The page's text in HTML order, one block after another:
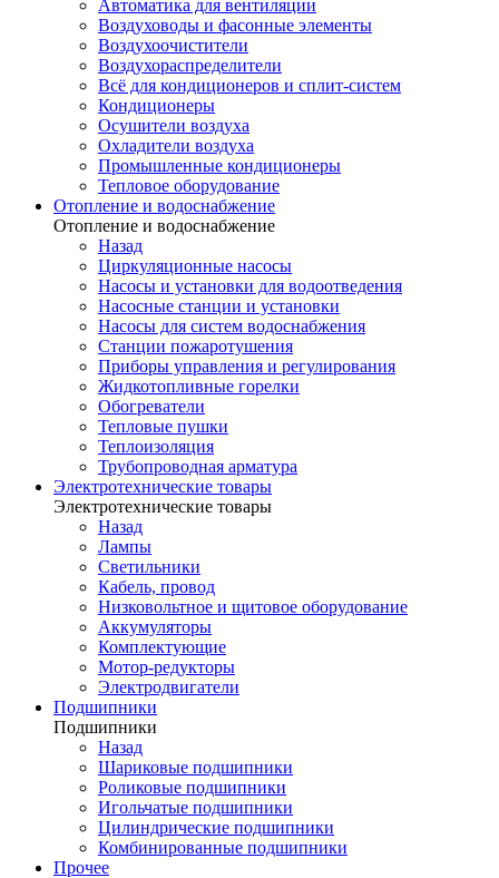
Автоматика для вентиляции
Воздуховоды и фасонные элементы
Воздухоочистители
Воздухораспределители
Всё для кондиционеров и сплит-систем
Кондиционеры
Осушители воздуха
Охладители воздуха
Промышленные кондиционеры
Тепловое оборудование
Отопление и водоснабжение
Отопление и водоснабжение
Назад
Циркуляционные насосы
Насосы и установки для водоотведения
Насосные станции и установки
Насосы для систем водоснабжения
Станции пожаротушения
Приборы управления и регулирования
Жидкотопливные горелки
Обогреватели
Тепловые пушки
Теплоизоляция
Трубопроводная арматура
Электротехнические товары
Электротехнические товары
Назад
Лампы
Светильники
Кабель, провод
Низковольтное и щитовое оборудование
Аккумуляторы
Комплектующие
Мотор-редукторы
Электродвигатели
Подшипники
Подшипники
Назад
Шариковые подшипники
Роликовые подшипники
Игольчатые подшипники
Цилиндрические подшипники
Комбинированные подшипники
Прочее